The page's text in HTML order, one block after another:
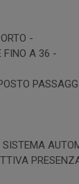
-
FINO A 36 -